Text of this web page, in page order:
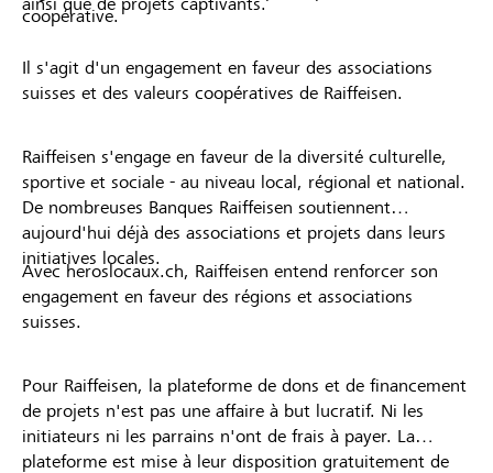
coopérative.
Il s'agit d'un engagement en faveur des associations
suisses et des valeurs coopératives de Raiffeisen.
Raiffeisen s'engage en faveur de la diversité culturelle,
sportive et sociale - au niveau local, régional et national.
De nombreuses Banques Raiffeisen soutiennent
aujourd'hui déjà des associations et projets dans leurs
initiatives locales.
Avec heroslocaux.ch, Raiffeisen entend renforcer son
engagement en faveur des régions et associations
suisses.
Pour Raiffeisen, la plateforme de dons et de financement
de projets n'est pas une affaire à but lucratif. Ni les
initiateurs ni les parrains n'ont de frais à payer. La
plateforme est mise à leur disposition gratuitement de